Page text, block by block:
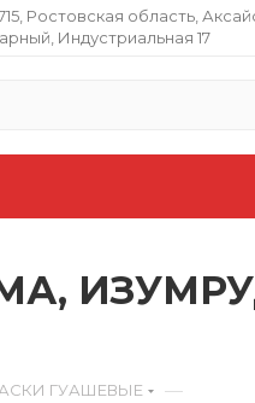
Ростовская область​,
Индустриальная 17
ГУАШЕВЫЕ —